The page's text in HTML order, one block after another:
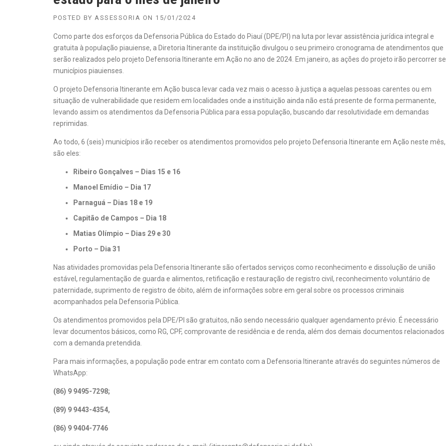
POSTED BY ASSESSORIA ON 15/01/2024
Como parte dos esforços da Defensoria Pública do Estado do Piauí (DPE/PI) na luta por levar assistência jurídica integral e
gratuita à população piauiense, a Diretoria Itinerante da instituição divulgou o seu primeiro cronograma de atendimentos que
serão realizados pelo projeto Defensoria Itinerante em Ação no ano de 2024. Em janeiro, as ações do projeto irão percorrer
municípios piauienses.
O projeto Defensoria Itinerante em Ação busca levar cada vez mais o acesso à justiça a aquelas pessoas carentes ou em
situação de vulnerabilidade que residem em localidades onde a instituição ainda não está presente de forma permanente,
levando assim os atendimentos da Defensoria Pública para essa população, buscando dar resolutividade em demandas
reprimidas.
Ao todo, 6 (seis) municípios irão receber os atendimentos promovidos pelo projeto Defensoria Itinerante em Ação neste mês,
são eles:
Ribeiro Gonçalves – Dias 15 e 16
Manoel Emídio – Dia 17
Parnaguá – Dias 18 e 19
Capitão de Campos – Dia 18
Matias Olímpio – Dias 29 e 30
Porto – Dia 31
Nas atividades promovidas pela Defensoria Itinerante são ofertados serviços como reconhecimento e dissolução de união
estável, regulamentação de guarda e alimentos, retificação e restauração de registro civil, reconhecimento voluntário de
paternidade, suprimento de registro de óbito, além de informações sobre em geral sobre os processos criminais
acompanhados pela Defensoria Pública.
Os atendimentos promovidos pela DPE/PI são gratuitos, não sendo necessário qualquer agendamento prévio. É necessário
levar documentos básicos, como RG, CPF, comprovante de residência e de renda, além dos demais documentos relacionados
com a demanda pretendida.
Para mais informações, a população pode entrar em contato com a Defensoria Itinerante através do seguintes números de
WhatsApp:
(86) 9 9495-7298;
(89) 9 9443-4354,
(86) 9 9404-7746